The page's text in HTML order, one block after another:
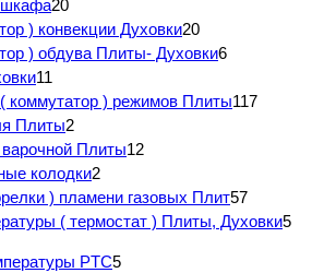
шкафа20
) конвекции Духовки20
) обдува Плиты- Духовки6
11
коммутатор ) режимов Плиты117
Плиты2
Плиты12
колодки2
) пламени газовых Плит57
( термостат ) Плиты, Духовки5
PTC5